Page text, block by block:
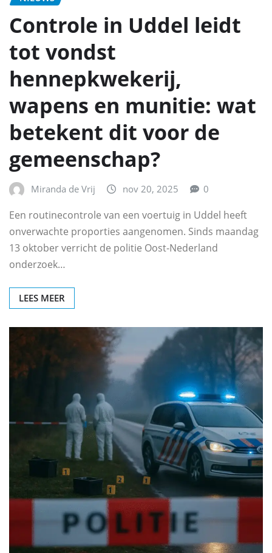
Controle in Uddel leidt
tot vondst
hennepkwekerij,
wapens en munitie: wat
betekent dit voor de
gemeenschap?
Miranda de Vrij nov 20, 2025 0
Een routinecontrole van een voertuig in Uddel heeft
onverwachte proporties aangenomen. Sinds maandag
13 oktober verricht de politie Oost-Nederland
onderzoek…
LEES MEER